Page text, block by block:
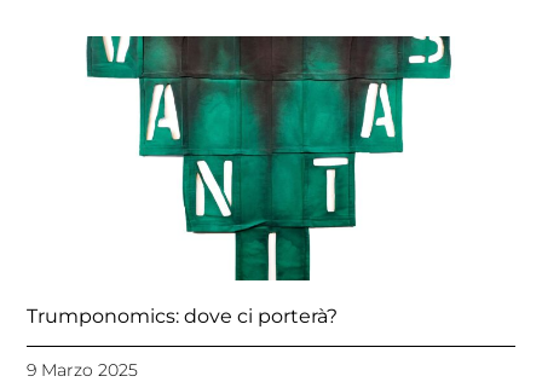
Trumponomics: dove ci porterà?
9 Marzo 2025